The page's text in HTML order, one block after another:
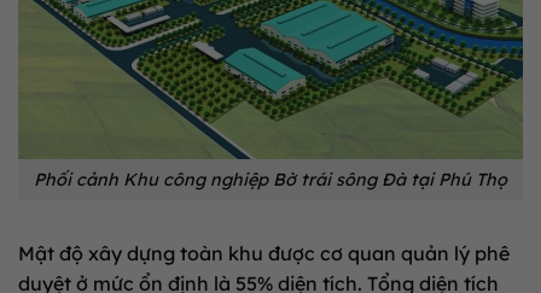
Phối cảnh Khu công nghiệp Bờ trái sông Đà tại Phú Thọ
Mật độ xây dựng toàn khu được cơ quan quản lý phê
duyệt ở mức ổn định là 55% diện tích. Tổng diện tích